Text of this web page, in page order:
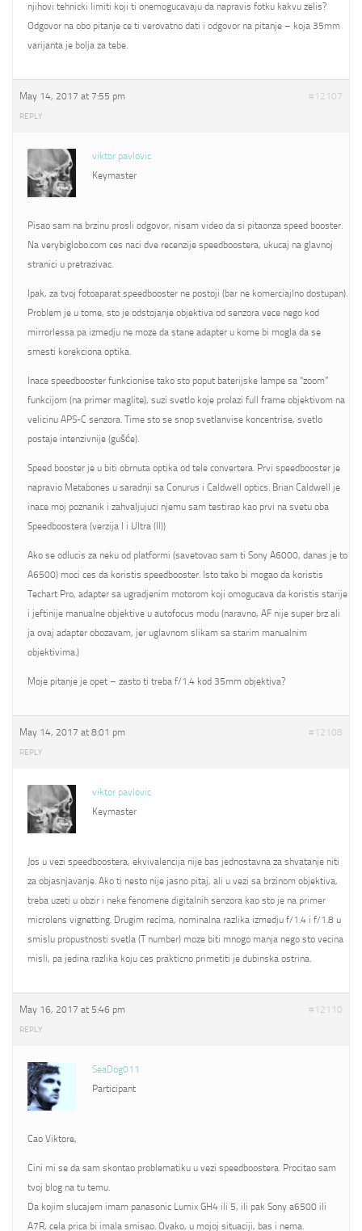
njihovi tehnicki limiti koji ti onemogucavaju da napravis fotku kakvu zelis?
Odgovor na obo pitanje ce ti verovatno dati i odgovor na pitanje – koja 35mm
varijanta je bolja za tebe.
May 14, 2017 at 7:55 pm #12107
REPLY
viktor pavlovic
Keymaster
Pisao sam na brzinu prosli odgovor, nisam video da si pitaonza speed booster.
Na verybiglobo.com ces naci dve recenzije speedboostera, ukucaj na glavnoj
stranici u pretrazivac.
Ipak, za tvoj fotoaparat speedbooster ne postoji (bar ne komerciajlno dostupan).
Problem je u tome, sto je odstojanje objektiva od senzora vece nego kod
mirrorlessa pa izmedju ne moze da stane adapter u kome bi mogla da se
smesti korekciona optika.
Inace speedbooster funkcionise tako sto poput baterijske lampe sa “zoom”
funkcijom (na primer maglite), suzi svetlo koje prolazi full frame objektivom na
velicinu APS-C senzora. Time sto se snop svetlanvise koncentrise, svetlo
postaje intenzivnije (gušće).
Speed booster je u biti obrnuta optika od tele convertera. Prvi speedbooster je
napravio Metabones u saradnji sa Conurus i Caldwell optics. Brian Caldwell je
inace moj poznanik i zahvaljujuci njemu sam testirao kao prvi na svetu oba
Speedboostera (verzija I i Ultra (II))
Ako se odlucis za neku od platformi (savetovao sam ti Sony A6000, danas je to
A6500) moci ces da koristis speedbooster. Isto tako bi mogao da koristis
Techart Pro, adapter sa ugradjenim motorom koji omogucava da koristis starije
i jeftinije manualne objektive u autofocus modu (naravno, AF nije super brz ali
ja ovaj adapter obozavam, jer uglavnom slikam sa starim manualnim
objektivima.)
Moje pitanje je opet – zasto ti treba f/1.4 kod 35mm objektiva?
May 14, 2017 at 8:01 pm #12108
REPLY
viktor pavlovic
Keymaster
Jos u vezi speedboostera, ekvivalencija nije bas jednostavna za shvatanje niti
za objasnjavanje. Ako ti nesto nije jasno pitaj, ali u vezi sa brzinom objektiva,
treba uzeti u obzir i neke fenomene digitalnih senzora kao sto je na primer
microlens vignetting. Drugim recima, nominalna razlika izmedju f/1.4 i f/1.8 u
smislu propustnosti svetla (T number) moze biti mnogo manja nego sto vecina
misli, pa jedina razlika koju ces prakticno primetiti je dubinska ostrina.
May 16, 2017 at 5:46 pm #12110
REPLY
SeaDog011
Participant
Cao Viktore,
Cini mi se da sam skontao problematiku u vezi speedboostera. Procitao sam
tvoj blog na tu temu.
Da kojim slucajem imam panasonic Lumix GH4 ili 5, ili pak Sony a6500 ili
A7R, cela prica bi imala smisao. Ovako, u mojoj situaciji, bas i nema.